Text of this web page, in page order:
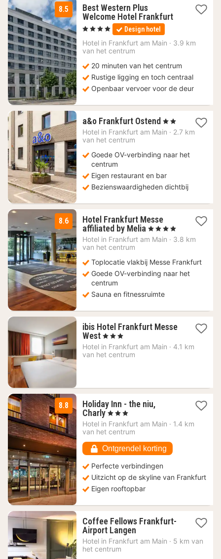
8.5
Best Western Plus
Welcome Hotel Frankfurt1
192
, 4 Sterren Design hotel
Hotel in Frankfurt am Main · 3.9 km
van het centrum
20 minuten van het centrum
Rustige ligging en toch centraal
Openbaar vervoer voor de deur
a&o Frankfurt Ostend 2
nachten
€
, 2 Sterren
Hotel in Frankfurt am Main · 2.7 km
van het centrum
Goede OV-verbinding naar het
centrum
Eigen restaurant en bar
Bezienswaardigheden dichtbij
8.6
Hotel Frankfurt Messe
affiliated by Melia 2
nachten
€
, 4 Sterren
Hotel in Frankfurt am Main · 3.8 km
van het centrum
Toplocatie vlakbij Messe Frankfurt
Goede OV-verbinding naar het
centrum
Sauna en fitnessruimte
ibis Hotel Frankfurt Messe
West 2
nachten
vanaf
, 3 Sterren
Hotel in Frankfurt am Main · 4.1 km
van het centrum
8.8
Holiday Inn - the niu,
Charly1
nacht
vanaf
€
, 3 Sterren
Hotel in Frankfurt am Main · 1.4 km
van het centrum
Ontgrendel korting
Perfecte verbindingen
Uitzicht op de skyline van Frankfurt
Eigen rooftopbar
Coffee Fellows Frankfurt-
Airport Langen2
nachten
Hotel in Frankfurt am Main · 5 km van
het centrum